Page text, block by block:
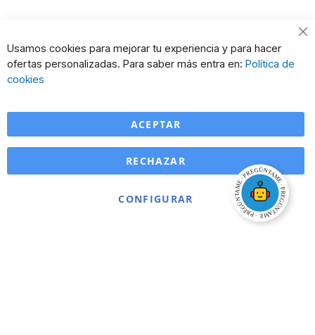
Usamos cookies para mejorar tu experiencia y para hacer
ofertas personalizadas. Para saber más entra en: Política de
cookies
ACEPTAR
CONFIGURAR
RECHAZAR